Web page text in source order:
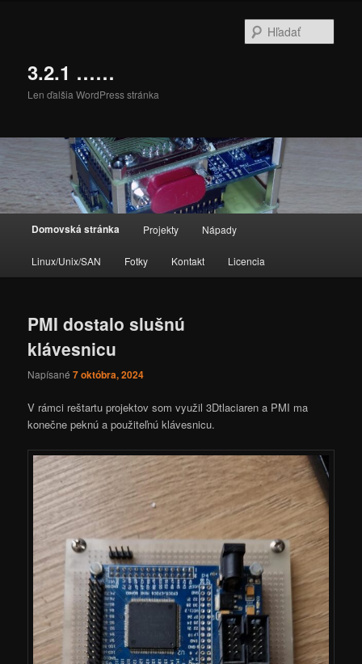
3.2.1 ……
Len ďalšia WordPress stránka
Domovská stránka Projekty Nápady
Linux/Unix/SAN Fotky Kontakt Licencia
PMI dostalo slušnú
klávesnicu
Napísané7 októbra, 2024
V rámci reštartu projektov som využil 3Dtlaciaren a PMI ma
konečne peknú a použiteľnú klávesnicu.